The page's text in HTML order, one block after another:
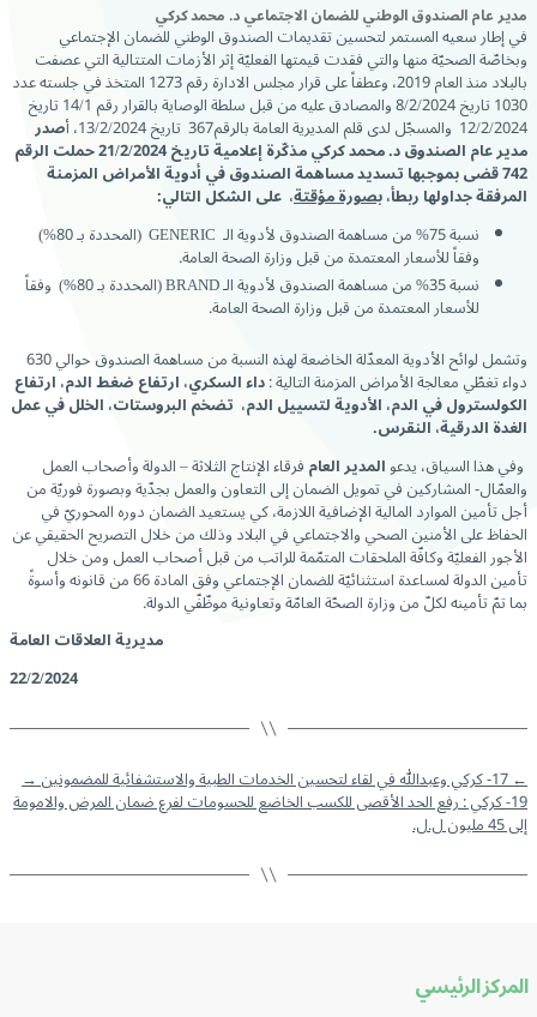
مدير عام الصندوق الوطني للضمان الاجتماعي د. محمد كركي
في إطار سعيه المستمر لتحسين تقديمات الصندوق الوطني للضمان الإجتماعي
وبخاصّة الصحيّة منها والتي فقدت قيمتها الفعليّة إثر الأزمات المتتالية التي عصفت
بالبلاد منذ العام 2019، وعطفاً على قرار مجلس الادارة رقم 1273 المتخذ في جلسته عدد
1030 تاریخ 8/2/2024 والمصادق عليه من قبل سلطة الوصاية بالقرار رقم 14/1 تاریخ
12/2/2024 والمسجّل لدى قلم المديرية العامة بالرقم367 تاریخ 13/2/2024، أ صدر
مدير عام الصندوق د. محمد كركي مذكّرة إعلامية تاريخ 21/2/2024 حملت الرقم
742 قضى بموجبها تسديد مساهمة الصندوق في أدوية الأمراض المزمنة
المرفقة جداولها ربطأ،بصورة مؤقتة، على الشكل التالي:
نسبة 75% من مساهمة الصندوق لأدوية الـ GENERIC (المحددة بـ 80%)
وفقاً للأسعار المعتمدة من قبل وزارة الصحة العامة.
نسبة 35% من مساهمة الصندوق لأدوية الـ BRAND (المحددة بـ 80%) وفقاً
للأسعار المعتمدة من قبل وزارة الصحة العامة.
وتشمل لوائح الأدوية المعدّلة الخاضعة لهذه النسبة من مساهمة الصندوق حوالي 630
دواء تغطّي معالجة الأمراض المزمنة التالية :داء السكري،ارتفاع ضغط الدم، ارتفاع
الكولسترول في الدم،الأدوية لتسييل الدم، تضخم البروستات، الخلل في عمل
الغدة الدرقية، النقرس.
وفي هذا السياق، يدعوالمدير العامفرقاء الإنتاج الثلاثة – الدولة وأصحاب العمل
والعمّال- المشاركين في تمويل الضمان إلى التعاون والعمل بجدّية وبصورة فوريّة من
أجل تأمين الموارد المالية الإضافية اللازمة، كي يستعيد الضمان دوره المحوريّ في
الحفاظ على الأمنين الصحي والاجتماعي في البلاد وذلك من خلال التصريح الحقيقي عن
الأجور الفعليّة وكافّة الملحقات المتمّمة للراتب من قبل أصحاب العمل ومن خلال
تأمين الدولة لمساعدة استثنائيّة للضمان الإجتماعي وفق المادة 66 من قانونه وأسوةً
بما تمّ تأمينه لكلّ من وزارة الصحّة العامّة وتعاونية موظّفّي الدولة.
مديرية العلاقات العامة
22/2/2024
←17- كركي وعبدالله في لقاء لتحسين الخدمات الطبية والاستشفائية للمضمونين →
19- كركي : رفع الحد الأقصى للكسب الخاضع للحسومات لفرع ضمان المرض والامومة
إلى 45 مليون ل.ل.
المركز الرئيسي